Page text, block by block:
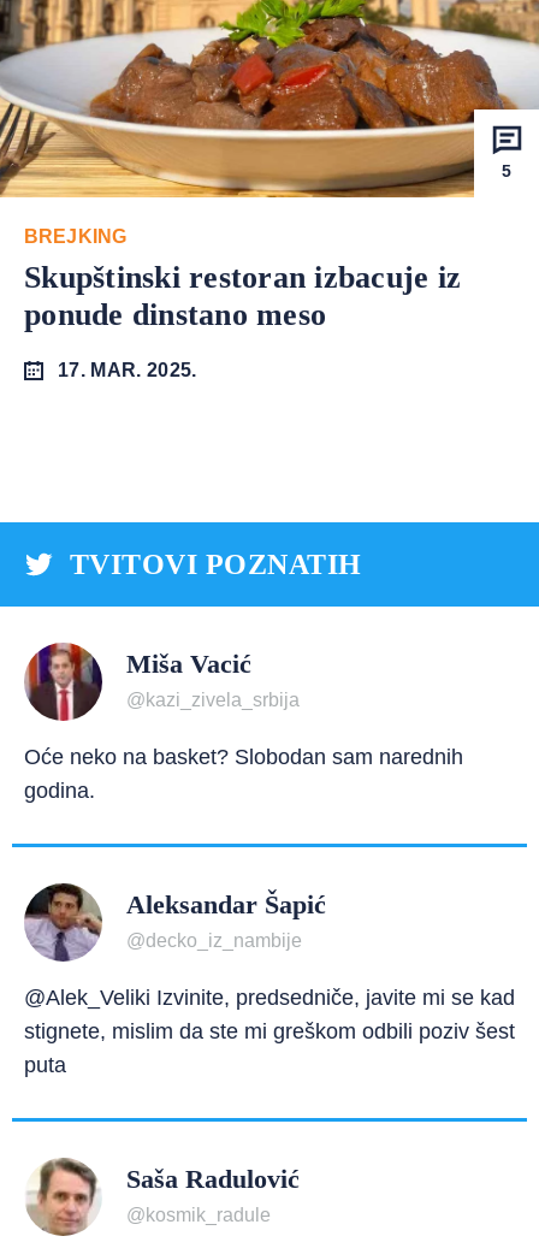
5
BREJKING
Skupštinski restoran izbacuje iz
ponude dinstano meso
17. MAR. 2025.
TVITOVI POZNATIH
Miša Vacić
@kazi_zivela_srbija
Oće neko na basket? Slobodan sam narednih
godina.
Aleksandar Šapić
@decko_iz_nambije
@Alek_Veliki Izvinite, predsedniče, javite mi se kad
stignete, mislim da ste mi greškom odbili poziv šest
puta
Saša Radulović
@kosmik_radule